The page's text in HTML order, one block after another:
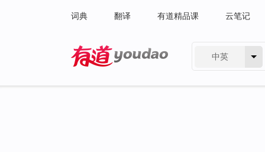
词典 翻译 有道精品课 云笔记
中英